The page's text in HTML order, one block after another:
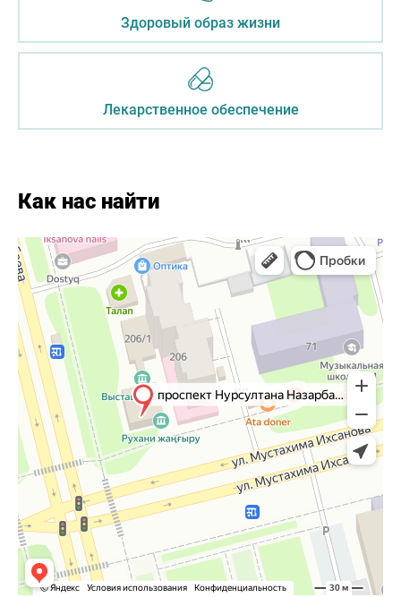
Здоровый образ жизни
Лекарственное обеспечение
Как нас найти